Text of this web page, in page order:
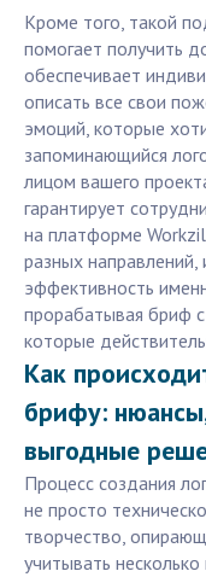
Кроме того, такой
помогает получить
обеспечивает
описать все свои
эмоций, которые
запоминающийся
лицом вашего
гарантирует
на платформе
разных направлений,
эффективность
прорабатывая бриф
которые
Как
брифу:
выгодные
Процесс создания
не просто
творчество,
учитывать